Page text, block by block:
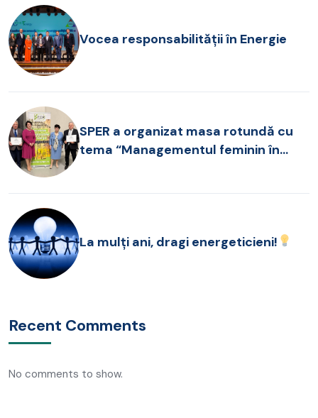
Vocea responsabilității în Energie
SPER a organizat masa rotundă cu
tema “Managementul feminin în
La mulți ani, dragi energeticieni!
Recent Comments
No comments to show.